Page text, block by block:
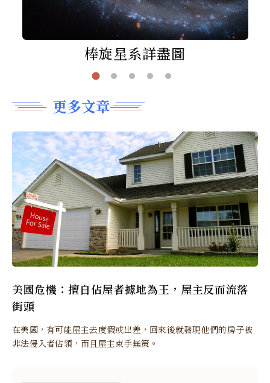
棒旋星系詳盡圖
更多文章
美國危機：擅自佔屋者據地為王，屋主反而流落
街頭
在美國，有可能屋主去度假或出差，回來後就發現他們的房子被
非法侵入者佔領，而且屋主束手無策。